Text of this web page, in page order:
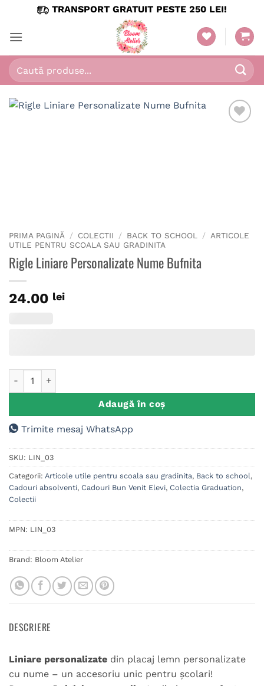
content
TRANSPORT GRATUIT PESTE 250 LEI!
Caută
după:
PRIMA PAGINĂ / COLECTII / BACK TO SCHOOL / ARTICOLE
UTILE PENTRU SCOALA SAU GRADINITA
Rigle Liniare Personalizate Nume Bufnita
24.00 lei
Adaugă în coș
Trimite mesaj WhatsApp
SKU: LIN_03
Categorii: Articole utile pentru scoala sau gradinita, Back to school,
Cadouri absolventi, Cadouri Bun Venit Elevi, Colectia Graduation,
Colectii
MPN: LIN_03
Brand: Bloom Atelier
DESCRIERE
Liniare personalizate din placaj lemn personalizate
cu nume – un accesoriu unic pentru școlari!